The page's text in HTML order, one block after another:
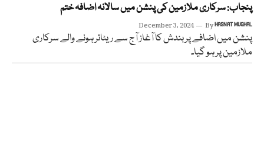
پنجاب: سرکاری ملازمین کی پنشن میں سالانہ اضافہ ختم
December 3, 2024 ByHASNAT MUGHAL
پنشن میں اضافے پر بندش کا آغاز آج سے ریٹائر ہونے والے سرکاری
ملازمین پر ہو گیا۔